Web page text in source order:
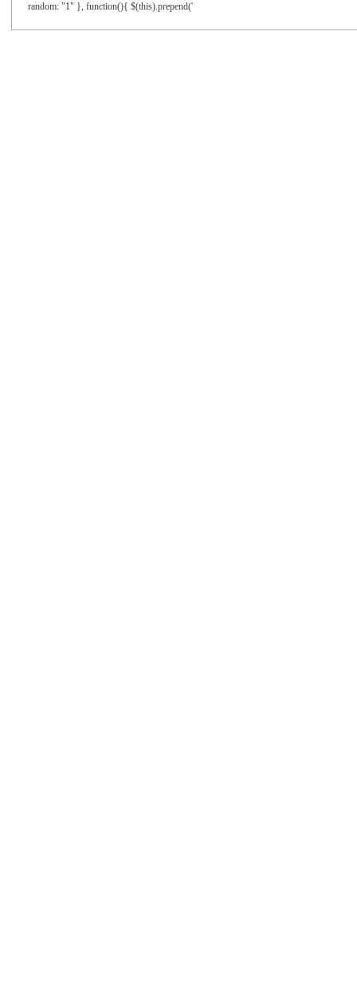
random: "1" }, function(){ $(this).prepend('